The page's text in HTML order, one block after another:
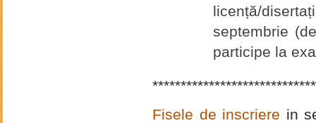
licență/
septembrie
participe la
Fisele de inscriere in